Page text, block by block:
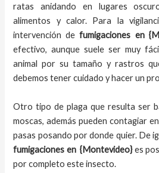
ratas anidando en lugares
alimentos y calor. Para la
intervención defumigaciones en
efectivo, aunque suele ser muy
animal por su tamaño y rastros
debemos tener cuidado y hacer un
Otro tipo de plaga que resulta ser
moscas, además pueden contagiar
pasas posando por donde quier. De
fumigaciones en{Montevideo}es
por completo este insecto.